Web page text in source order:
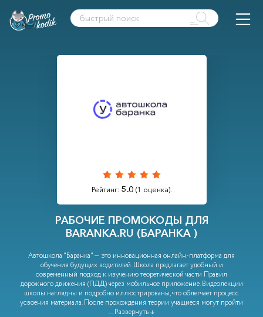
Рейтинг: 5.0 (1 оценка).
РАБОЧИЕ ПРОМОКОДЫ ДЛЯ
BARANKA.RU (БАРАНКА )
Автошкола "Баранка" — это инновационная онлайн-платформа для
обучения будущих водителей. Школа предлагает удобный и
современный подход к изучению теоретической части Правил
дорожного движения (ПДД) через мобильное приложение. Видеолекции
школы наглядны и подробно иллюстрированы, что облегчает процесс
усвоения материала. После прохождения теории учащиеся могут пройти
...Развернуть ↓